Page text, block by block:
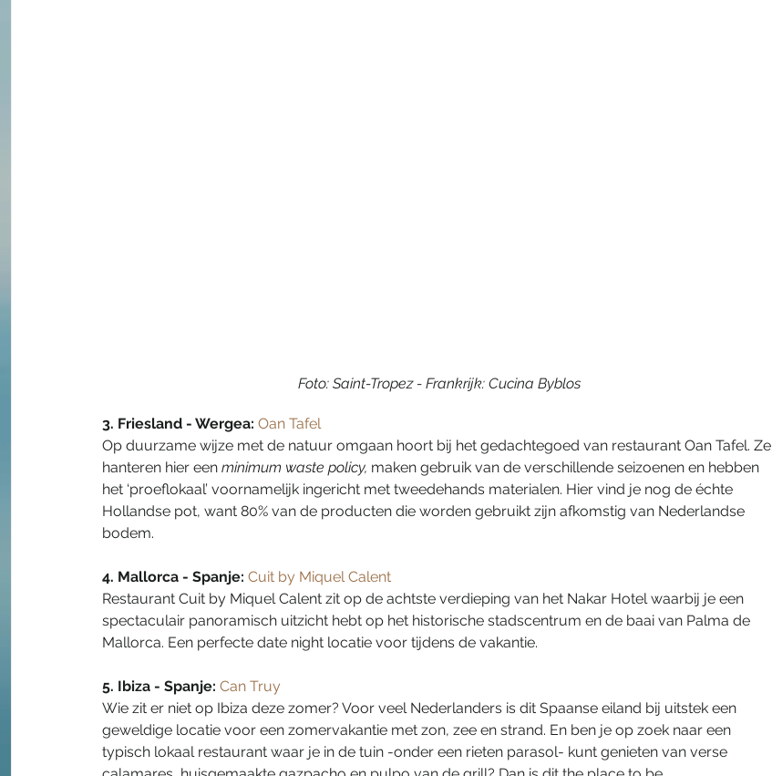
Foto: Saint-Tropez - Frankrijk: Cucina Byblos
3. Friesland - Wergea: Oan Tafel
Op duurzame wijze met de natuur omgaan hoort bij het gedachtegoed van restaurant Oan Tafel. Ze
hanteren hier een minimum waste policy, maken gebruik van de verschillende seizoenen en hebben
het ‘proeflokaal’ voornamelijk ingericht met tweedehands materialen. Hier vind je nog de échte
Hollandse pot, want 80% van de producten die worden gebruikt zijn afkomstig van Nederlandse
bodem.
4. Mallorca - Spanje: Cuit by Miquel Calent
Restaurant Cuit by Miquel Calent zit op de achtste verdieping van het Nakar Hotel waarbij je een
spectaculair panoramisch uitzicht hebt op het historische stadscentrum en de baai van Palma de
Mallorca. Een perfecte date night locatie voor tijdens de vakantie.
5. Ibiza - Spanje: Can Truy
Wie zit er niet op Ibiza deze zomer? Voor veel Nederlanders is dit Spaanse eiland bij uitstek een
geweldige locatie voor een zomervakantie met zon, zee en strand. En ben je op zoek naar een
typisch lokaal restaurant waar je in de tuin -onder een rieten parasol- kunt genieten van verse